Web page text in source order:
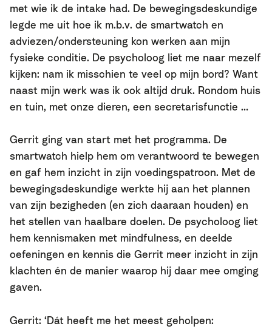
met wie ik de intake had. De bewegingsdeskundige
legde me uit hoe ik m.b.v. de smartwatch en
adviezen/ondersteuning kon werken aan mijn
fysieke conditie. De psycholoog liet me naar mezelf
kijken: nam ik misschien te veel op mijn bord? Want
naast mijn werk was ik ook altijd druk. Rondom huis
en tuin, met onze dieren, een secretarisfunctie …
Gerrit ging van start met het programma. De
smartwatch hielp hem om verantwoord te bewegen
en gaf hem inzicht in zijn voedingspatroon. Met de
bewegingsdeskundige werkte hij aan het plannen
van zijn bezigheden (en zich daaraan houden) en
het stellen van haalbare doelen. De psycholoog liet
hem kennismaken met mindfulness, en deelde
oefeningen en kennis die Gerrit meer inzicht in zijn
klachten én de manier waarop hij daar mee omging
gaven.
Gerrit: ‘Dát heeft me het meest geholpen: